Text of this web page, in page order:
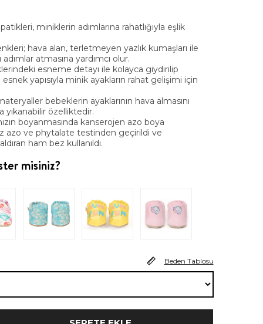
miniklerin adımlarına rahatlığıyla eşlik
hava alan, terletmeyen yazlık kumaşları ile
atmasına yardımcı olur.
esneme detayı ile kolayca giydirilip
esnek yapısıyla minik ayakların rahat gelişimi için
bebeklerin ayaklarının hava almasını
yıkanabilir özelliktedir.
boyanmasında kanserojen azo boya
azo ve phytalate testinden geçirildi ve
ham bez kullanıldı.
misiniz?
Beden Tablosu